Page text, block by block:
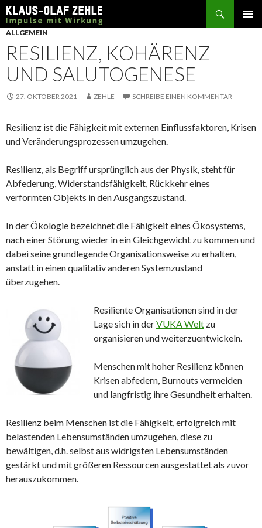
Suchen
SPRINGE
ZUM
INHALT
ALLGEMEIN
RESILIENZ, KOHÄRENZ
UND SALUTOGENESE
27. OKTOBER 2021 ZEHLE SCHREIBE EINEN KOMMENTAR
Resilienz ist die Fähigkeit mit externen Einflussfaktoren, Krisen
und Veränderungsprozessen umzugehen.
Resilienz, als Begriff ursprünglich aus der Physik, steht für
Abfederung, Widerstandsfähigkeit, Rückkehr eines
verformten Objekts in den Ausgangszustand.
In der Ökologie bezeichnet die Fähigkeit eines Ökosystems,
nach einer Störung wieder in ein Gleichgewicht zu kommen und
dabei seine grundlegende Organisationsweise zu erhalten,
anstatt in einen qualitativ anderen Systemzustand
überzugehen.
Resiliente Organisationen sind in der
Lage sich in derVUKA Welt zu
organisieren und weiterzuentwickeln.
Menschen mit hoher Resilienz können
Krisen abfedern, Burnouts vermeiden
und langfristig ihre Gesundheit erhalten.
Resilienz beim Menschen ist die Fähigkeit, erfolgreich mit
belastenden Lebensumständen umzugehen, diese zu
bewältigen, d.h. selbst aus widrigsten Lebensumständen
gestärkt und mit größeren Ressourcen ausgestattet als zuvor
herauszukommen.